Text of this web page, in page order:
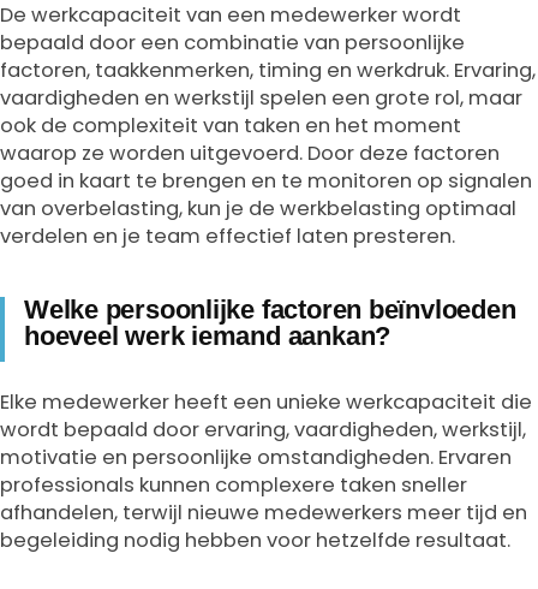
De werkcapaciteit van een medewerker wordt
bepaald door een combinatie van persoonlijke
factoren, taakkenmerken, timing en werkdruk. Ervaring,
vaardigheden en werkstijl spelen een grote rol, maar
ook de complexiteit van taken en het moment
waarop ze worden uitgevoerd. Door deze factoren
goed in kaart te brengen en te monitoren op signalen
van overbelasting, kun je de werkbelasting optimaal
verdelen en je team effectief laten presteren.
Welke persoonlijke factoren beïnvloeden
hoeveel werk iemand aankan?
Elke medewerker heeft een unieke werkcapaciteit die
wordt bepaald door ervaring, vaardigheden, werkstijl,
motivatie en persoonlijke omstandigheden. Ervaren
professionals kunnen complexere taken sneller
afhandelen, terwijl nieuwe medewerkers meer tijd en
begeleiding nodig hebben voor hetzelfde resultaat.